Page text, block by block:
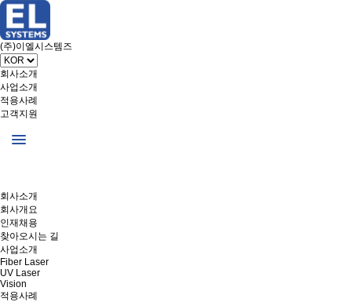
(주)이엘시스템즈
회사소개
사업소개
적용사례
고객지원
회사소개
회사개요
인재채용
찾아오시는 길
사업소개
Fiber Laser
UV Laser
Vision
적용사례